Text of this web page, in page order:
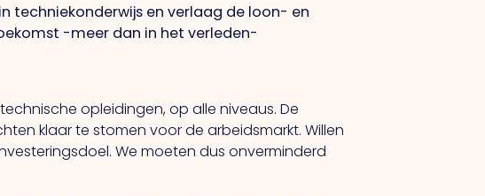
techniekonderwijs en verlaag de loon- en
-meer dan in het verleden-
opleidingen, op alle niveaus. De
klaar te stomen voor de arbeidsmarkt. Willen
We moeten dus onverminderd